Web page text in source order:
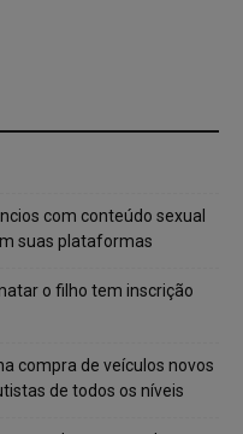
com conteúdo sexual
suas plataformas
o filho tem inscrição
compra de veículos novos
de todos os níveis